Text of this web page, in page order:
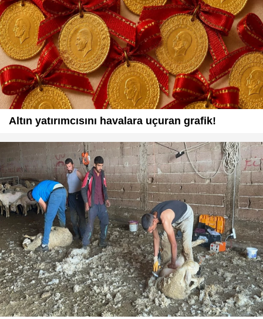
Altın yatırımcısını havalara uçuran grafik!